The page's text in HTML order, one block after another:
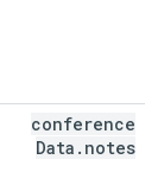
conference
Data . notes